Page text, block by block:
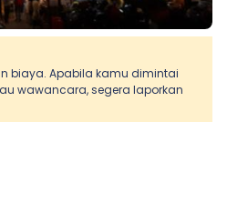
biaya. Apabila kamu dimintai
wawancara, segera laporkan